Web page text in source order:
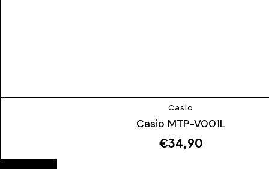
Casio
Casio MTP-V001L
€34,90